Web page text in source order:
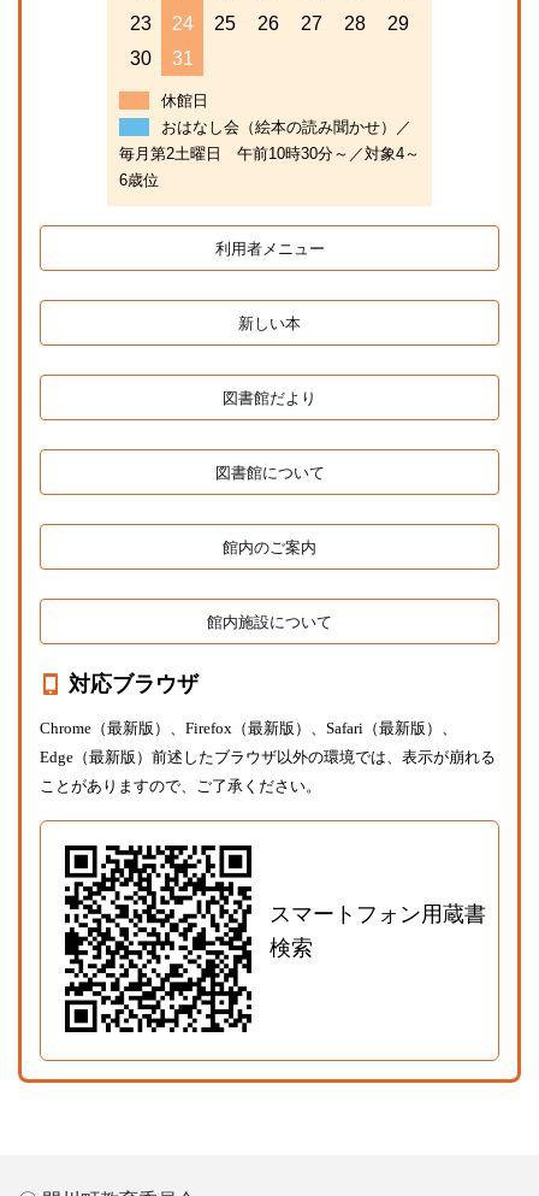
23
24 25 26 27 28
29
30
31
休館日
おはなし会（絵本の読み聞かせ）／
毎月第2土曜日 午前10時30分～／対象4～
6歳位
利用者メニュー
新しい本
図書館だより
図書館について
館内のご案内
館内施設について
対応ブラウザ
Chrome（最新版）、Firefox（最新版）、Safari（最新版）、
Edge（最新版）前述したブラウザ以外の環境では、表示が崩れる
ことがありますので、ご了承ください。
スマートフォン用蔵書
検索